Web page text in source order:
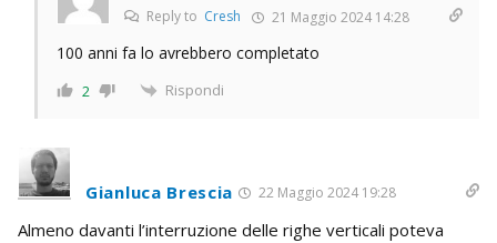
Reply to Cresh 21 Maggio 2024 14:28
100 anni fa lo avrebbero completato
2 Rispondi
Gianluca Brescia 22 Maggio 2024 19:28
Almeno davanti l’interruzione delle righe verticali poteva